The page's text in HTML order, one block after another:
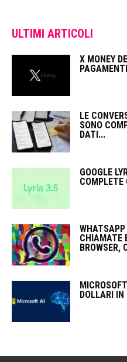
ULTIMI ARTICOLI
X MONEY
LE
SONO
DATI...
GOOGLE
COMPLETE
CHIAMATE
BROWSER,
DOLLARI